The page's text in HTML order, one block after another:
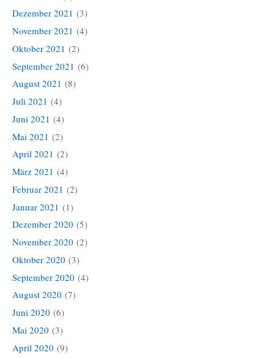
Dezember 2021 (3)
November 2021 (4)
Oktober 2021 (2)
September 2021 (6)
August 2021 (8)
Juli 2021 (4)
Juni 2021 (4)
Mai 2021 (2)
April 2021 (2)
März 2021 (4)
Februar 2021 (2)
Januar 2021 (1)
Dezember 2020 (5)
November 2020 (2)
Oktober 2020 (3)
September 2020 (4)
August 2020 (7)
Juni 2020 (6)
Mai 2020 (3)
April 2020 (9)